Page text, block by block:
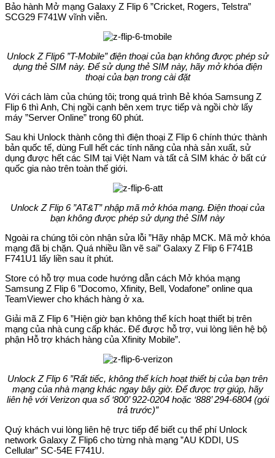
Bảo hành Mở mạng Galaxy Z Flip 6 ”Cricket, Rogers, Telstra”
SCG29 F741W vĩnh viễn.
Unlock Z Flip6 ”T-Mobile” điện thoại của bạn không được phép sử
dụng thẻ SIM này. Để sử dụng thẻ SIM này, hãy mở khóa điện
thoại của bạn trong cài đặt
Với cách làm của chúng tôi; trong quá trình Bẻ khóa Samsung Z
Flip 6 thì Anh, Chị ngồi cạnh bên xem trực tiếp và ngồi chờ lấy
máy ”Server Online” trong 60 phút.
Sau khi Unlock thành công thì điện thoại Z Flip 6 chính thức thành
bản quốc tế, dùng Full hết các tính năng của nhà sản xuất, sử
dụng được hết các SIM tại Việt Nam và tất cả SIM khác ở bất cứ
quốc gia nào trên toàn thế giới.
Unlock Z Flip 6 ”AT&T” nhập mã mở khóa mạng. Điện thoại của
bạn không được phép sử dụng thẻ SIM này
Ngoài ra chúng tôi còn nhận sửa lỗi ”Hãy nhập MCK. Mã mở khóa
mạng đã bị chặn. Quá nhiều lần vẽ sai” Galaxy Z Flip 6 F741B
F741U1 lấy liền sau ít phút.
Store có hỗ trợ mua code hướng dẫn cách Mở khóa mạng
Samsung Z Flip 6 ”Docomo, Xfinity, Bell, Vodafone” online qua
TeamViewer cho khách hàng ở xa.
Giải mã Z Flip 6 ”Hiện giờ bạn không thể kích hoạt thiết bị trên
mạng của nhà cung cấp khác. Để được hỗ trợ, vui lòng liên hệ bộ
phận Hỗ trợ khách hàng của Xfinity Mobile”.
Unlock Z Flip 6 ”Rất tiếc, không thể kích hoạt thiết bị của bạn trên
mạng của nhà mạng khác ngay bây giờ. Để được trợ giúp, hãy
liên hệ với Verizon qua số ‘800’ 922-0204 hoặc ‘888’ 294-6804 (gói
trả trước)”
Quý khách vui lòng liên hệ trực tiếp để biết cụ thể phí Unlock
network Galaxy Z Flip6 cho từng nhà mạng ”AU KDDI, US
Cellular” SC-54E F741U.